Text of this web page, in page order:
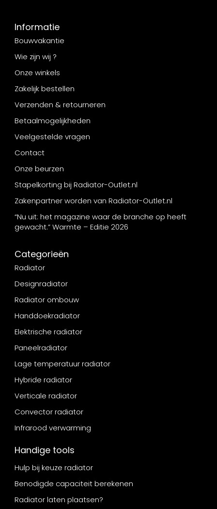
Informatie
Bouwvakantie
Wie zijn wij ?
Onze winkels
Zakelijk bestellen
Verzenden & retourneren
Betaalmogelijkheden
Veelgestelde vragen
Contact
Onze beurzen
Stapelkorting bij Radiator-Outlet.nl
Zakenpartner worden van Radiator-Outlet.nl
“Nu uit: het magazine waar de branche op heeft
gewacht.” Warmte – Editie 2026
Categorieën
Radiator
Designradiator
Radiator ombouw
Handdoekradiator
Elektrische radiator
Paneelradiator
Lage temperatuur radiator
Hybride radiator
Verticale radiator
Convector radiator
Infrarood verwarming
Handige tools
Hulp bij keuze radiator
Benodigde capaciteit berekenen
Radiator laten plaatsen?